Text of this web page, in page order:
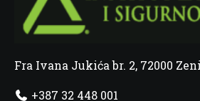
Fra Ivana Jukića br. 2, 72000
+387 32 448 001